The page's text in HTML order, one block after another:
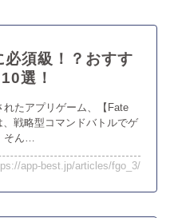
必須級！？おすす
選！
れたアプリゲーム、【Fate
戦略型コマンドバトルでゲ
そん…
app-best.jp/articles/fgo_3/